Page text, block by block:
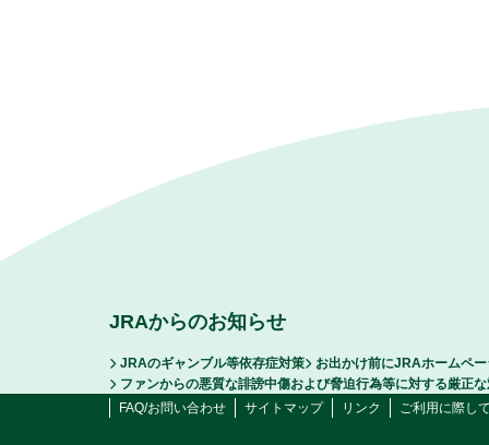
JRAからのお知らせ
JRAのギャンブル等依存症対策
お出かけ前にJRAホームペ
ファンからの悪質な誹謗中傷および脅迫行為等に対する厳正
FAQ/お問い合わせ
サイトマップ リンク ご利用に際し